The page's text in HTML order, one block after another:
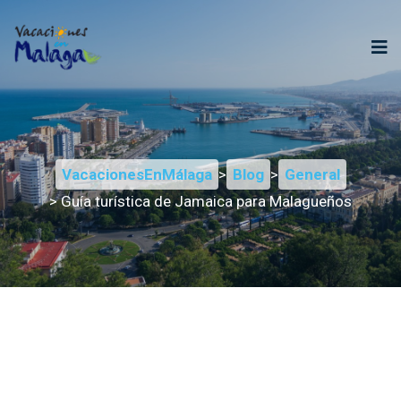
VacacionesEnMálaga > Blog > General
> Guía turística de Jamaica para Malagueños